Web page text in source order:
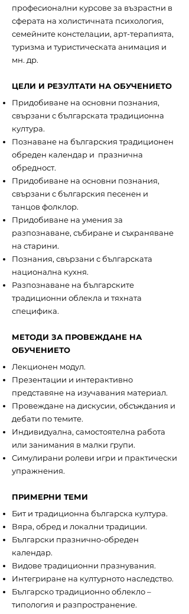
професионални курсове за възрастни в
сферата на холистичната психология,
семейните констелации, арт-терапията,
туризма и туристическата анимация и
мн. др.
ЦЕЛИ И РЕЗУЛТАТИ НА ОБУЧЕНИЕТО
Придобиване на основни познания,
свързани с българската традиционна
култура.
Познаване на българския традиционен
обреден календар и празнична
обредност.
Придобиване на основни познания,
свързани с българския песенен и
танцов фолклор.
Придобиване на умения за
разпознаване, събиране и съхраняване
на старини.
Познания, свързани с българската
национална кухня.
Разпознаване на българските
традиционни облекла и тяхната
специфика.
МЕТОДИ ЗА ПРОВЕЖДАНЕ НА
ОБУЧЕНИЕТО
Лекционен модул.
Презентации и интерактивно
представяне на изучавания материал.
Провеждане на дискусии, обсъждания и
дебати по темите.
Индивидуална, самостоятелна работа
или занимания в малки групи.
Симулирани ролеви игри и практически
упражнения.
ПРИМЕРНИ ТЕМИ
Бит и традиционна българска култура.
Вяра, обред и локални традиции.
Български празнично-обреден
календар.
Видове традиционни празнувания.
Интегриране на културното наследство.
Българско традиционно облекло –
типология и разпространение.